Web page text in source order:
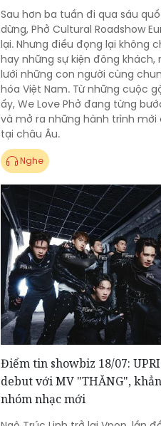
Sau hơn ba tuần đi qua sáu
dừng, Phở Cultural Roadshow
lại. Nhưng điều đọng lại không
hay những sự kiện đông
lưới những con người cùng
hóa Việt Nam. Từ những cuộc
ấy, We Love Phở đang từng
và mở ra những hành trình mới
tại châu Âu.
Nghe
Điểm tin showbiz 18/07:
debut với MV "THĂNG",
nhóm nhạc mới